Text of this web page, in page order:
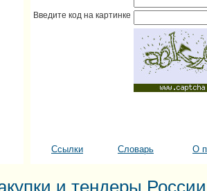
Введите код на картинке
Ссылки Словарь О
и тендеры